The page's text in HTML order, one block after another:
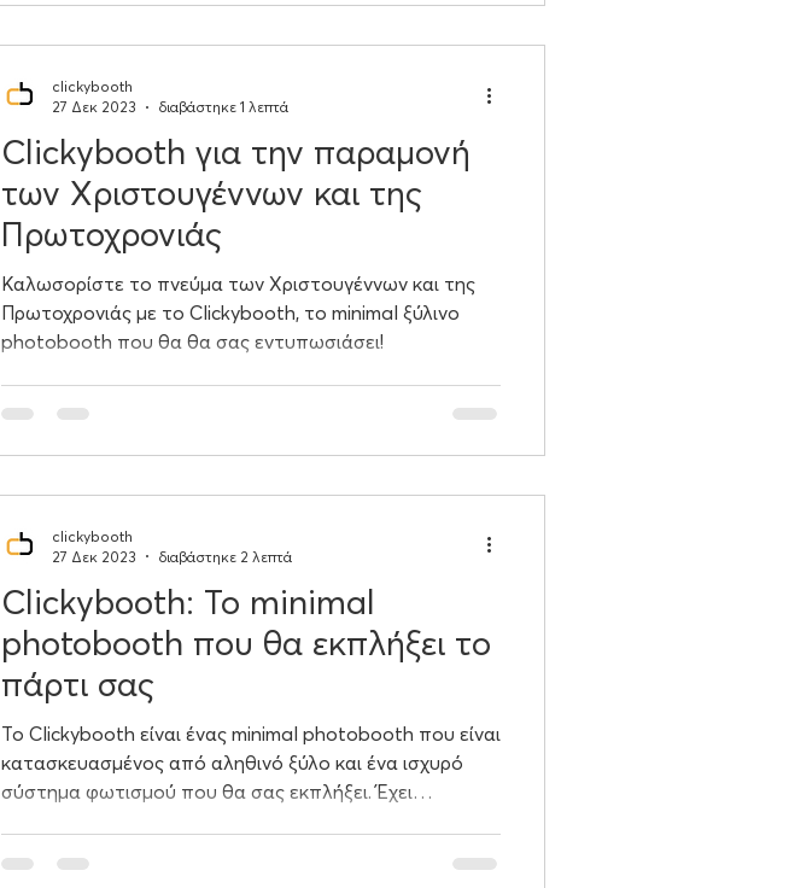
Clickybooth για την παραμονή
των Χριστουγέννων και της
Πρωτοχρονιάς
Καλωσορίστε το πνεύμα των Χριστουγέννων και της
Πρωτοχρονιάς με το Clickybooth, το minimal ξύλινο
photobooth που θα θα σας εντυπωσιάσει!
clickybooth
27 Δεκ 2023
διαβάστηκε 1 λεπτά
Clickybooth: Το minimal
photobooth που θα εκπλήξει το
πάρτι σας
Το Clickybooth είναι ένας minimal photobooth που είναι
κατασκευασμένος από αληθινό ξύλο και ένα ισχυρό
σύστημα φωτισμού που θα σας εκπλήξει. Έχει
χρόνο με εκπληκτικά χρώματα. Όλα αυτά εμφανίζονται
clickybooth
27 Δεκ 2023
διαβάστηκε 2 λεπτά